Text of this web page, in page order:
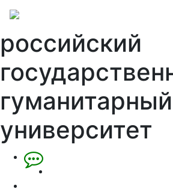
российский
гуманитарный
университет